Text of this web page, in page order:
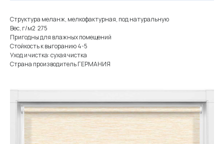
Структура меланж, мелкофактурная, под натуральную
Вес, г/м2 275
Пригодны для влажных помещений
Стойкость к выгоранию 4-5
Уход и чистка: сухая чистка
Страна производитель ГЕРМАНИЯ